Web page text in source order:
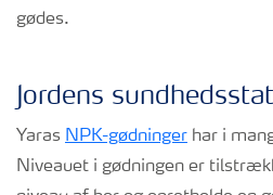
gødes.
Jordens
Yaras NPK-gødninger har i
Niveauet i gødningen er